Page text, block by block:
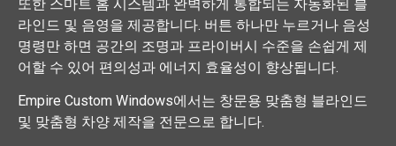
또한 스마트 홈 시스템과 완벽하게 통합되는 자동화된 블
라인드 및 음영을 제공합니다. 버튼 하나만 누르거나 음성
명령만 하면 공간의 조명과 프라이버시 수준을 손쉽게 제
어할 수 있어 편의성과 에너지 효율성이 향상됩니다.
Empire Custom Windows에서는 창문용 맞춤형 블라인드
및 맞춤형 차양 제작을 전문으로 합니다.